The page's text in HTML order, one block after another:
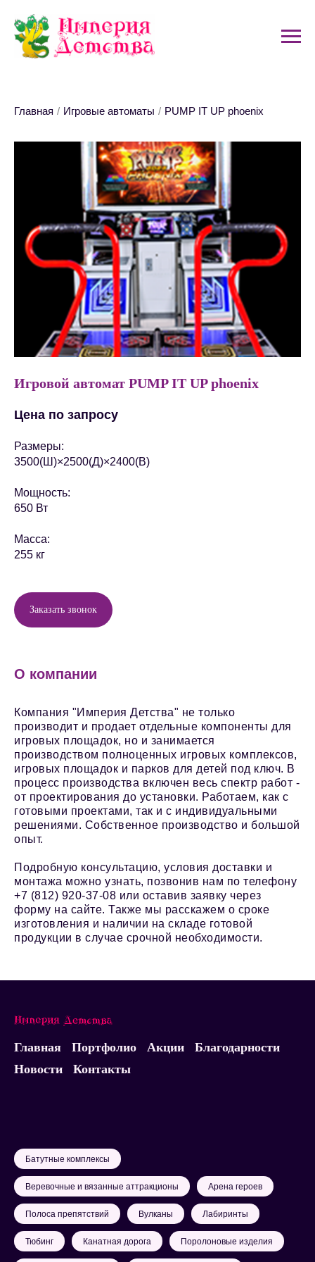
Главная / Игровые автоматы / PUMP IT UP phoenix
Игровой автомат PUMP IT UP phoenix
Цена по запросу
Размеры:
3500(Ш)×2500(Д)×2400(В)
Мощность:
650 Вт
Масса:
255 кг
Заказать звонок
О компании
Компания "Империя Детства" не только
производит и продает отдельные компоненты для
игровых площадок, но и занимается
производством полноценных игровых комплексов,
игровых площадок и парков для детей под ключ. В
процесс производства включен весь спектр работ -
от проектирования до установки. Работаем, как с
готовыми проектами, так и с индивидуальными
решениями. Собственное производство и большой
опыт.
Подробную консультацию, условия доставки и
монтажа можно узнать, позвонив нам по телефону
+7 (812) 920-37-08 или оставив заявку через
форму на сайте. Также мы расскажем о сроке
изготовления и наличии на складе готовой
продукции в случае срочной необходимости.
Главная Портфолио Акции
Благодарности
Новости
Контакты
Батутные комплексы
Веревочные и вязанные аттракционы Арена героев
Полоса препятствий Вулканы Лабиринты
Тюбинг Канатная дорога Поролоновые изделия